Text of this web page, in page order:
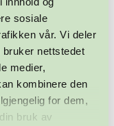
sosiale
vår. Vi deler
nettstedet
medier,
kombinere den
for dem,
bruk av